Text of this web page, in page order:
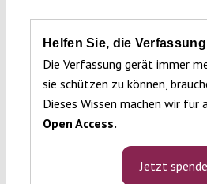
Helfen Sie, die
Die Verfassung gerät immer
sie schützen zu können,
Dieses Wissen machen wir für
Open Access.
Jetzt